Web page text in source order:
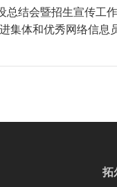
总结会暨招生宣传工
集体和优秀网络信息员
拓